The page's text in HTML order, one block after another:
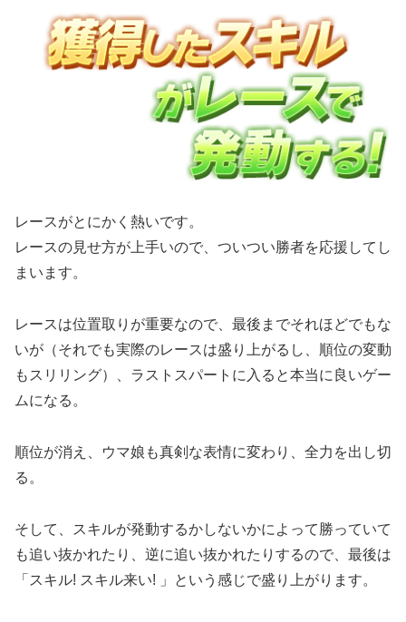
レースがとにかく熱いです。
レースの見せ方が上手いので、ついつい勝者を応援してし
まいます。
レースは位置取りが重要なので、最後までそれほどでもな
いが（それでも実際のレースは盛り上がるし、順位の変動
もスリリング）、ラストスパートに入ると本当に良いゲー
ムになる。
順位が消え、ウマ娘も真剣な表情に変わり、全力を出し切
る。
そして、スキルが発動するかしないかによって勝っていて
も追い抜かれたり、逆に追い抜かれたりするので、最後は
「スキル! スキル来い! 」という感じで盛り上がります。